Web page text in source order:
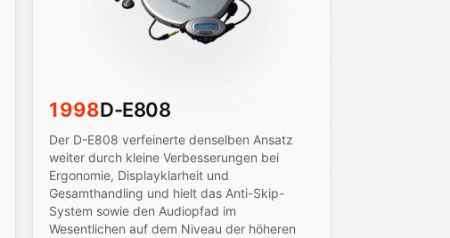
1998D-E808
Der D-E808 verfeinerte denselben Ansatz
weiter durch kleine Verbesserungen bei
Ergonomie, Displayklarheit und
Gesamthandling und hielt das Anti-Skip-
System sowie den Audiopfad im
Wesentlichen auf dem Niveau der höheren